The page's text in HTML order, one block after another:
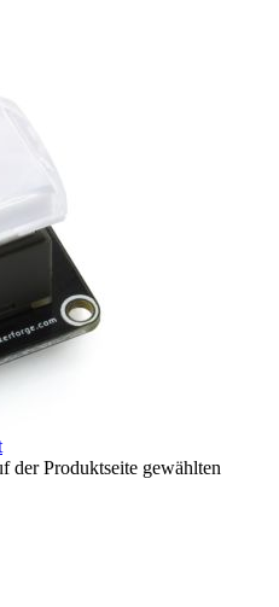
der Produktseite gewählten